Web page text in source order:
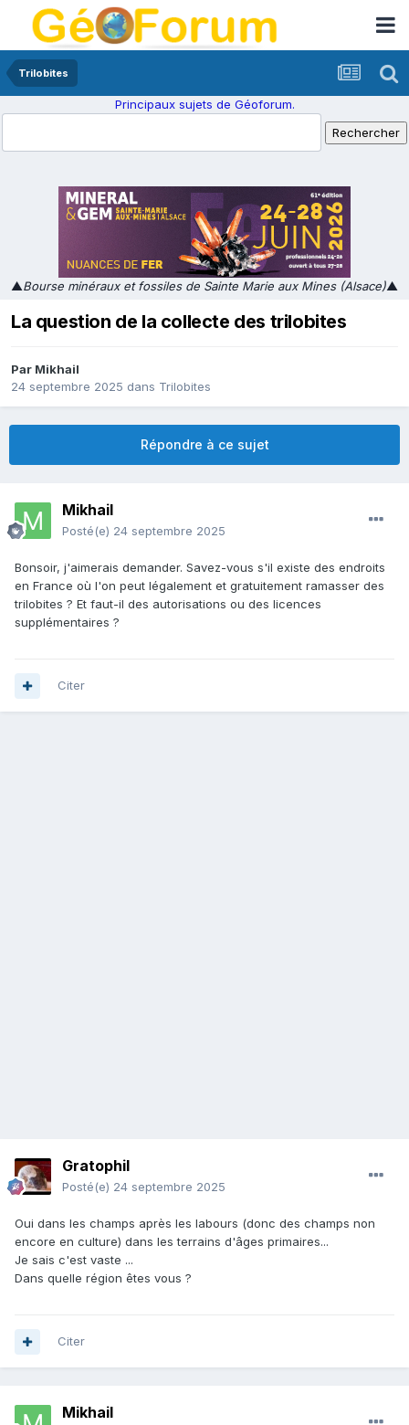
Trilobites
Principaux sujets de Géoforum.
▲Bourse minéraux et fossiles de Sainte Marie aux Mines (Alsace)▲
La question de la collecte des trilobites
Par Mikhail
24 septembre 2025 dans Trilobites
Répondre à ce sujet
Mikhail
Posté(e) 24 septembre 2025
Bonsoir, j'aimerais demander. Savez-vous s'il existe des endroits
en France où l'on peut légalement et gratuitement ramasser des
trilobites ? Et faut-il des autorisations ou des licences
supplémentaires ?
Citer
Gratophil
Posté(e) 24 septembre 2025
Oui dans les champs après les labours (donc des champs non
encore en culture) dans les terrains d'âges primaires...
Je sais c'est vaste ...
Dans quelle région êtes vous ?
Citer
Mikhail